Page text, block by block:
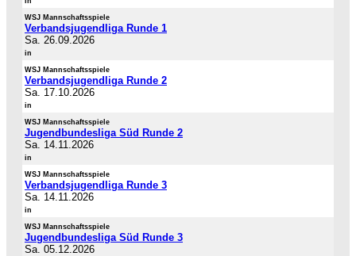
WSJ Mannschaftsspiele
Verbandsjugendliga Runde 1
Sa. 26.09.2026
in
WSJ Mannschaftsspiele
Verbandsjugendliga Runde 2
Sa. 17.10.2026
in
WSJ Mannschaftsspiele
Jugendbundesliga Süd Runde 2
Sa. 14.11.2026
in
WSJ Mannschaftsspiele
Verbandsjugendliga Runde 3
Sa. 14.11.2026
in
WSJ Mannschaftsspiele
Jugendbundesliga Süd Runde 3
Sa. 05.12.2026